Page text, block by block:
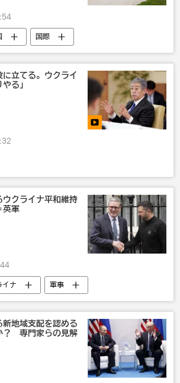
国際
サウジアラビア
立てる。ウクライ
る」
クライナ平和維持
英軍
イナ
軍事
地域支配を認める
？ 専門家らの見解